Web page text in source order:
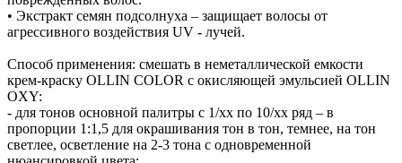
• Экстракт семян подсолнуха – защищает волосы от
агрессивного воздействия UV - лучей.
Способ применения: смешать в неметаллической емкости
крем-краску OLLIN COLOR с окисляющей эмульсией OLLIN
OXY:
- для тонов основной палитры с 1/хх по 10/хх ряд – в
пропорции 1:1,5 для окрашивания тон в тон, темнее, на тон
светлее, осветление на 2-3 тона с одновременной